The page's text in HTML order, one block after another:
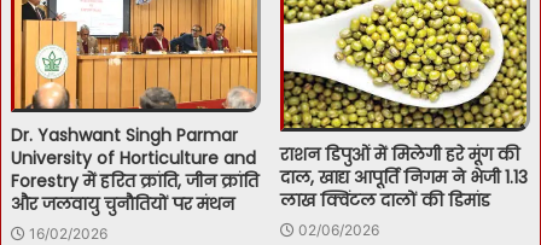
Dr. Yashwant Singh Parmar
University of Horticulture and
Forestry में हरित क्रांति, जीन क्रांति
और जलवायु चुनौतियों पर मंथन
16/02/2026
राशन डिपुओं में मिलेगी हरे मूंग की
दाल, खाद्य आपूर्ति निगम ने भेजी 1.13
लाख क्विंटल दालों की डिमांड
02/06/2026